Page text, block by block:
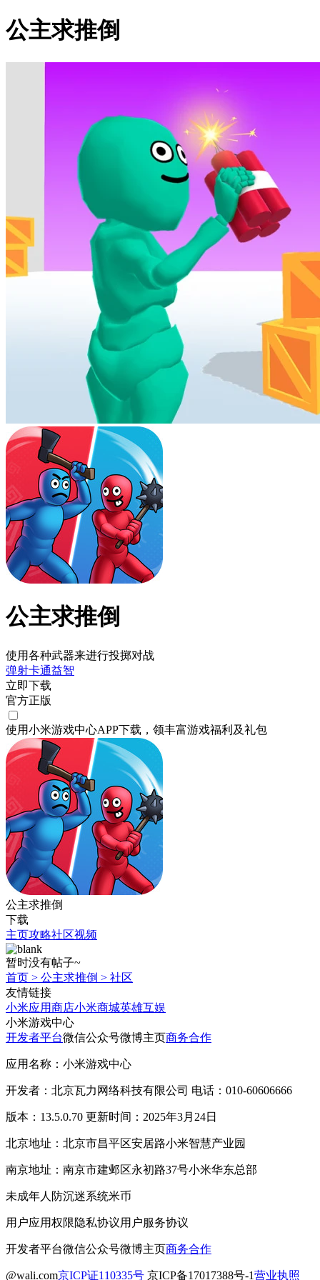
公主求推倒
公主求推倒
使用各种武器来进行投掷对战
弹射卡通益智
立即下载
官方正版
使用小米游戏中心APP下载 ，领丰富游戏福利 及礼包
公主求推倒
下载
主页攻略社区视频
暂时没有帖子~
首页 > 公主求推倒 > 社区
友情链接
小米应用商店小米商城英雄互娱
小米游戏中心
开发者平台微信公众号微博主页商务合作
应用名称：小米游戏中心
开发者：北京瓦力网络科技有限公司 电话：010-60606666
版本：13.5.0.70 更新时间：2025年3月24日
北京地址：北京市昌平区安居路小米智慧产业园
南京地址：南京市建邺区永初路37号小米华东总部
未成年人防沉迷系统米币
用户应用权限隐私协议用户服务协议
开发者平台微信公众号微博主页商务合作
@wali.com京ICP证110335号 京ICP备17017388号-1营业执照